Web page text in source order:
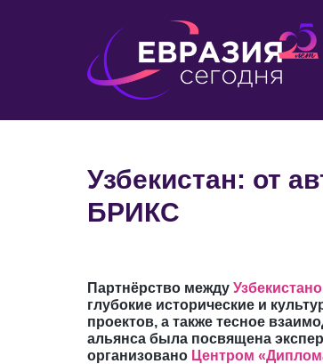
Узбекистан: от
БРИКС
Партнёрство между
глубокие исторические и
проектов, а также тесное
альянса была посвящена
организовано Центром